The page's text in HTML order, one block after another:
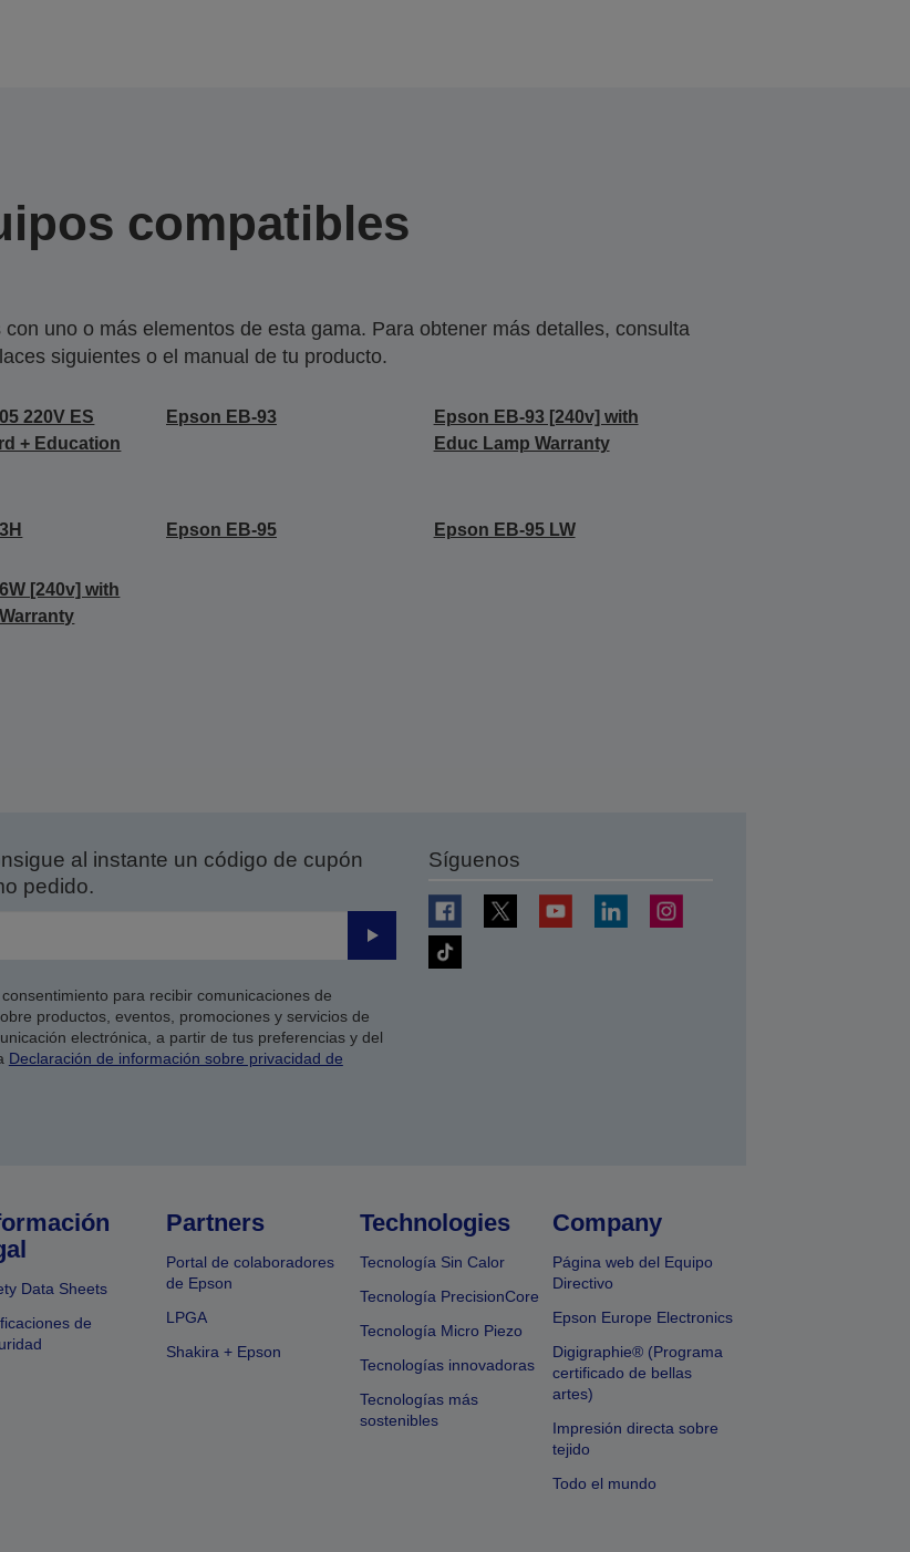
compatibles
uno o más elementos de esta gama. Para obtener más detalles, consulta
siguientes o el manual de tu producto.
220V ES
+ Education
Epson EB-93
Epson EB-93 [240v] with
Educ Lamp Warranty
Epson EB-95 Epson EB-95 LW
[240v] with
al instante un código de cupón
pedido.
Enviar
para recibir comunicaciones de
productos, eventos, promociones y servicios de
electrónica, a partir de tus preferencias y del
Declaración de información sobre privacidad de
Síguenos
Data Sheets
de
Partners
Portal de colaboradores
de Epson
LPGA
Shakira + Epson
Technologies
Tecnología Sin Calor
Tecnología PrecisionCore
Tecnología Micro Piezo
Tecnologías innovadoras
Tecnologías más
sostenibles
Company
Página web del Equipo
Directivo
Epson Europe Electronics
Digigraphie® (Programa
certificado de bellas
artes)
Impresión directa sobre
tejido
Todo el mundo